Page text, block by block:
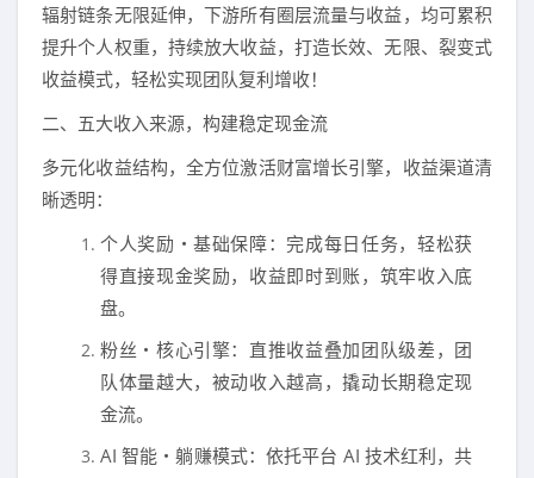
辐射链条无限延伸，下游所有圈层流量与收益，均可累积
提升个人权重，持续放大收益，打造长效、无限、裂变式
收益模式，轻松实现团队复利增收！
二、五大收入来源，构建稳定现金流
多元化收益结构，全方位激活财富增长引擎，收益渠道清
晰透明：
个人奖励・基础保障：完成每日任务，轻松获
得直接现金奖励，收益即时到账，筑牢收入底
盘。
粉丝・核心引擎：直推收益叠加团队级差，团
队体量越大，被动收入越高，撬动长期稳定现
金流。
AI 智能・躺赚模式：依托平台 AI 技术红利，共